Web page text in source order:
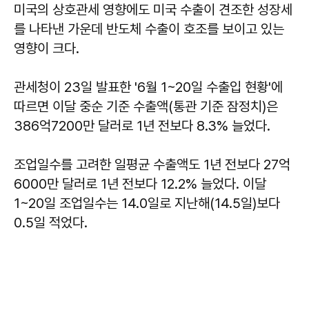
미국의 상호관세 영향에도 미국 수출이 견조한 성장세
를 나타낸 가운데 반도체 수출이 호조를 보이고 있는
영향이 크다.
관세청이 23일 발표한 '6월 1~20일 수출입 현황'에
따르면 이달 중순 기준 수출액(통관 기준 잠정치)은
386억7200만 달러로 1년 전보다 8.3% 늘었다.
조업일수를 고려한 일평균 수출액도 1년 전보다 27억
6000만 달러로 1년 전보다 12.2% 늘었다. 이달
1~20일 조업일수는 14.0일로 지난해(14.5일)보다
0.5일 적었다.